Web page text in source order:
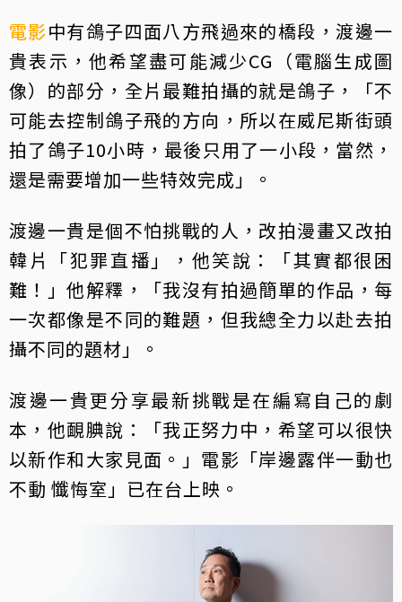
電影中有鴿子四面八方飛過來的橋段，渡邊一
貴表示，他希望盡可能減少CG（電腦生成圖
像）的部分，全片最難拍攝的就是鴿子，「不
可能去控制鴿子飛的方向，所以在威尼斯街頭
拍了鴿子10小時，最後只用了一小段，當然，
還是需要增加一些特效完成」。
渡邊一貴是個不怕挑戰的人，改拍漫畫又改拍
韓片「犯罪直播」，他笑說：「其實都很困
難！」他解釋，「我沒有拍過簡單的作品，每
一次都像是不同的難題，但我總全力以赴去拍
攝不同的題材」。
渡邊一貴更分享最新挑戰是在編寫自己的劇
本，他靦腆說：「我正努力中，希望可以很快
以新作和大家見面。」電影「岸邊露伴一動也
不動 懺悔室」已在台上映。